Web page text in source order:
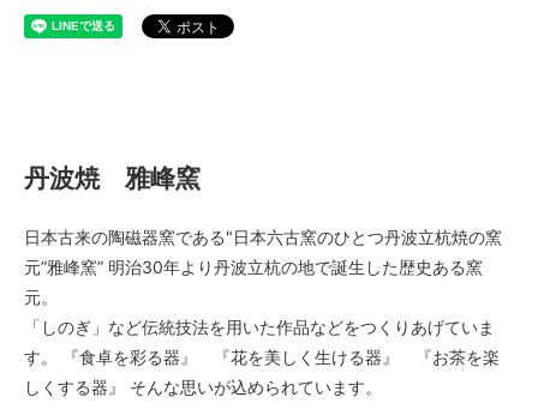
丹波焼 雅峰窯
日本古来の陶磁器窯である"日本六古窯のひとつ丹波立杭焼の窯
元”雅峰窯” 明治30年より丹波立杭の地で誕生した歴史ある窯
元。
「しのぎ」など伝統技法を用いた作品などをつくりあげていま
す。 『食卓を彩る器』 『花を美しく生ける器』 『お茶を楽
しくする器』 そんな思いが込められています。